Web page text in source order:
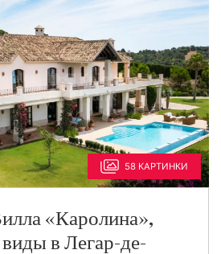
58 КАРТИНКИ
«Каролина»,
в Легар-де-